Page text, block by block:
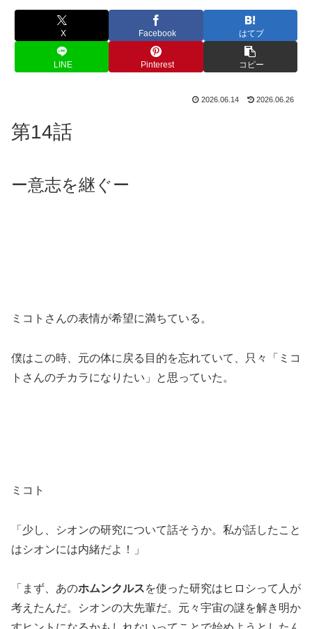
X Facebook はてブ
LINE Pinterest コピー
2026.06.14 2026.06.26
第14話
ー意志を継ぐー
ミコトさんの表情が希望に満ちている。
僕はこの時、元の体に戻る目的を忘れていて、只々「ミコ
トさんのチカラになりたい」と思っていた。
ミコト
「少し、シオンの研究について話そうか。私が話したこと
はシオンには内緒だよ！」
「まず、あのホムンクルスを使った研究はヒロシって人が
考えたんだ。シオンの大先輩だ。元々宇宙の謎を解き明か